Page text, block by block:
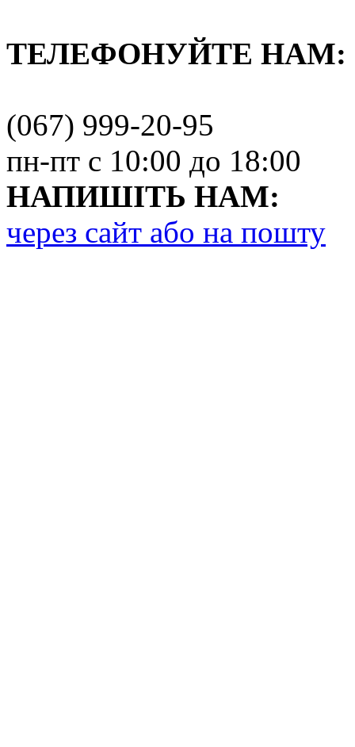
ТЕЛЕФОНУЙТЕ НАМ:
(067) 999-20-95
пн-пт с 10:00 до 18:00
НАПИШІТЬ НАМ:
через сайт або на пошту